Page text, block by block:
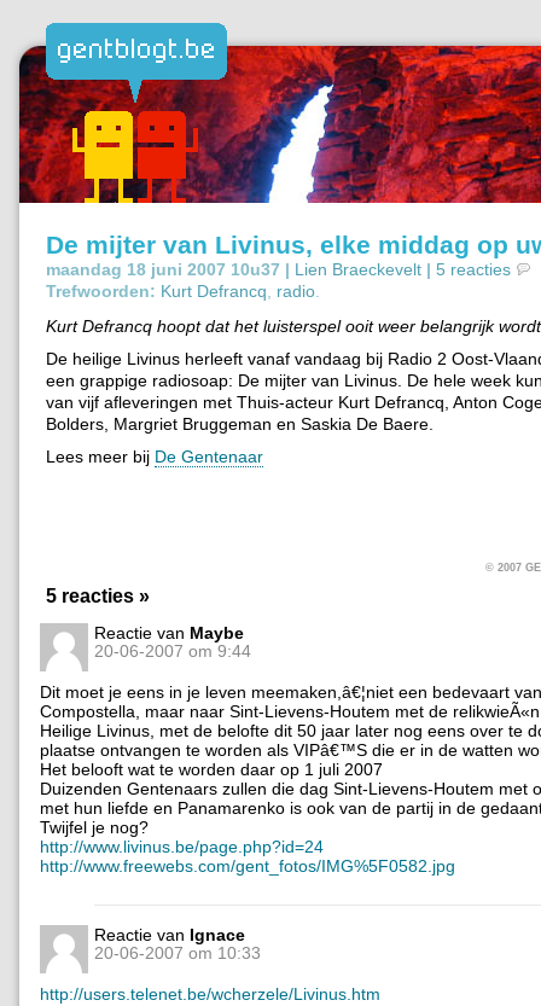
De mijter van Livinus, elke middag op
maandag 18 juni 2007 10u37 | Lien Braeckevelt | 5 reacties
Trefwoorden: Kurt Defrancq radio
Kurt Defrancq hoopt dat het luisterspel ooit weer belangrijk wordt
De heilige Livinus herleeft vanaf vandaag bij Radio 2 Oost-
een grappige radiosoap: De mijter van Livinus. De hele week
van vijf afleveringen met Thuis-acteur Kurt Defrancq, Anton
Bolders, Margriet Bruggeman en Saskia De Baere.
Lees meer bij De Gentenaar
© 2007
5 reacties »
Reactie van Maybe
20-06-2007 om 9:44
Dit moet je eens in je leven meemaken,â€¦niet een bedevaart
Compostella, maar naar Sint-Lievens-Houtem met de
Heilige Livinus, met de belofte dit 50 jaar later nog eens over te
plaatse ontvangen te worden als VIPâ€™S die er in de watten
Het belooft wat te worden daar op 1 juli 2007
Duizenden Gentenaars zullen die dag Sint-Lievens-Houtem met
met hun liefde en Panamarenko is ook van de partij in de
Twijfel je nog?
http://www.livinus.be/page.php?id=24
http://www.freewebs.com/gent_fotos/IMG%5F0582.jpg
Reactie van Ignace
20-06-2007 om 10:33
http://users.telenet.be/wcherzele/Livinus.htm